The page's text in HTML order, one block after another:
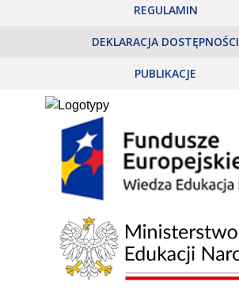
REGULAMIN
DEKLARACJA DOSTĘPNOŚCI
PUBLIKACJE